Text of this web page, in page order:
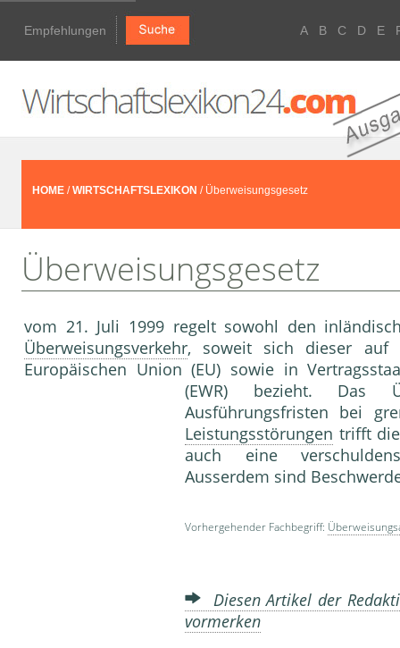
Empfehlungen A B C D E
HOME /WIRTSCHAFTSLEXIKON / Überweisungsgesetz
Überweisungsgesetz
vom 21. Juli 1999 regelt sowohl den
Überweisungsverkehr, soweit sich dieser auf
Europäischen Union (EU) sowie in
(EWR) bezieht. Das
Ausführungsfristen bei
Leistungsstörungen trifft
auch eine
Ausserdem sind
Vorhergehender Fachbegriff:
Diesen Artikel der
vormerken